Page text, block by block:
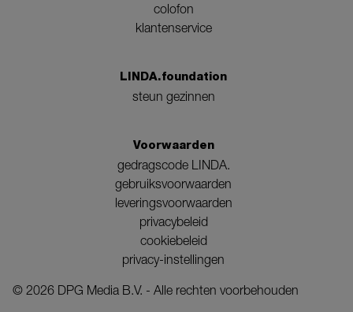
colofon
klantenservice
LINDA.foundation
steun gezinnen
Voorwaarden
gedragscode LINDA.
gebruiksvoorwaarden
leveringsvoorwaarden
privacybeleid
cookiebeleid
privacy-instellingen
© 2026 DPG Media B.V. - Alle rechten voorbehouden